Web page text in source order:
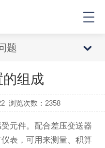
题
组成
浏览次数： 2358
元件。配合差压变送器
表，可用来测量、积算